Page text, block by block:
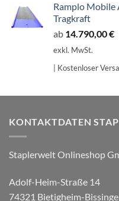
Ramplo Mobile
Tragkraft
ab 14.790,00€
exkl. MwSt.
| Kostenloser
KONTAKTDATEN
Staplerwelt Onlineshop
Adolf-Heim-Straße 14
74321 Bietigheim-